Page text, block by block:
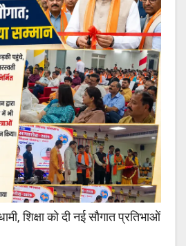
शिक्षा को दी नई सौगात प्रतिभाओं